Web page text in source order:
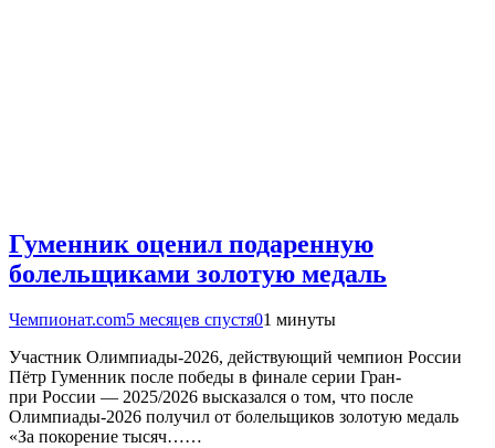
Гуменник оценил подаренную
болельщиками золотую медаль
Чемпионат.com5 месяцев спустя01 минуты
Участник Олимпиады-2026, действующий чемпион России
Пётр Гуменник после победы в финале серии Гран-
при России — 2025/2026 высказался о том, что после
Олимпиады-2026 получил от болельщиков золотую медаль
«За покорение тысяч……